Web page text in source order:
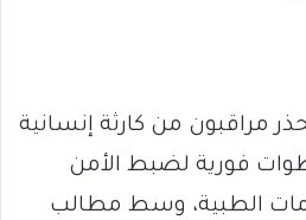
مراقبون من كارثة إنسانية
فورية لضبط الأمن
الطبية، وسط مطالب